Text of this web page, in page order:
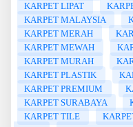
KARPET LIPAT
KARPET MALAYSIA
KARPET MERAH
KARPET MEWAH
KARPET MURAH
KARPET PLASTIK
KARPET PREMIUM
KARPET SURABAYA
KARPET TILE